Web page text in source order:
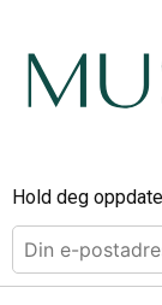
Hold deg